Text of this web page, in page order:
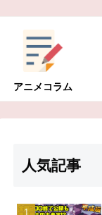
アニメコラム
人気記事